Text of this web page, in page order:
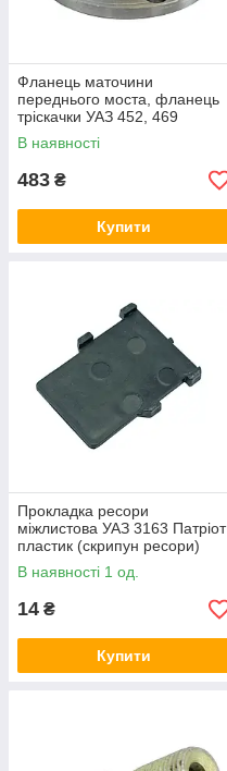
Фланець маточини
переднього моста, фланець
тріскачки УАЗ 452, 469
провідний 10 отворів УАЗ
В наявності
483 ₴
Купити
Прокладка ресори
міжлистова УАЗ 3163 Патріот
пластик (скрипун ресори)
В наявності 1 од.
14 ₴
Купити